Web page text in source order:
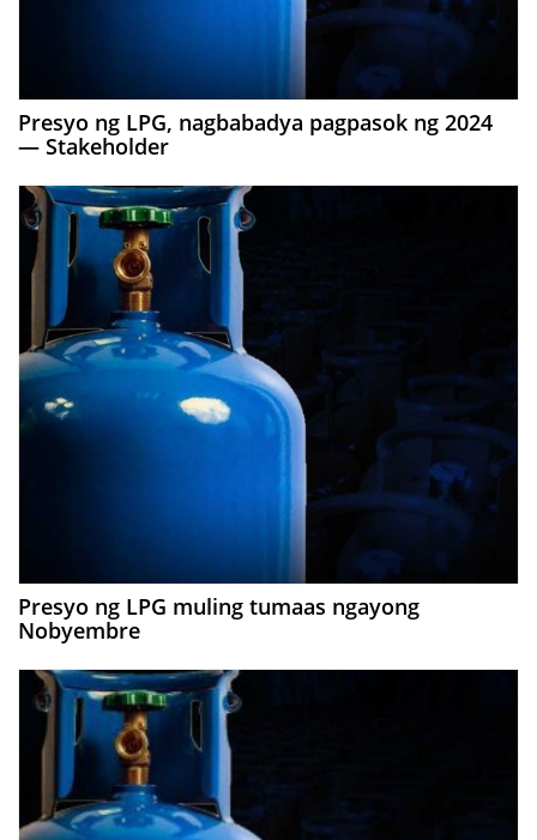
Presyo ng LPG, nagbabadya pagpasok ng 2024
— Stakeholder
Presyo ng LPG muling tumaas ngayong
Nobyembre